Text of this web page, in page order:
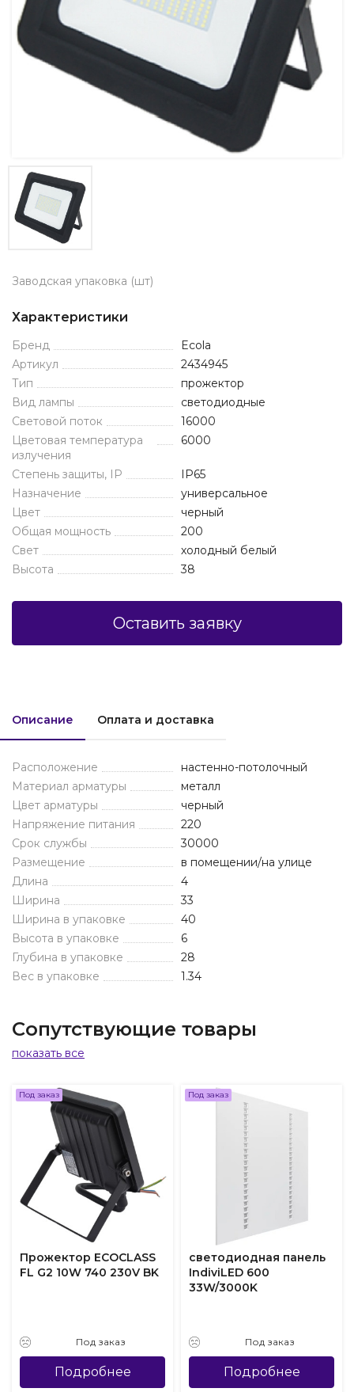
Заводская упаковка (шт)
Характеристики
Бренд
Ecola
Артикул
2434945
Тип
прожектор
Вид лампы
светодиодные
Световой поток
16000
Цветовая температура
излучения
6000
Степень защиты, IP
IP65
Назначение
универсальное
Цвет
черный
Общая мощность
200
Свет
холодный белый
Высота
38
Оставить заявку
Описание Оплата и доставка
Расположение
настенно-потолочный
Материал арматуры
металл
Цвет арматуры
черный
Напряжение питания
220
Срок службы
30000
Размещение
в помещении/на улице
Длина
4
Ширина
33
Ширина в упаковке
40
Высота в упаковке
6
Глубина в упаковке
28
Вес в упаковке
1.34
Сопутствующие товары
показать все
Под заказ
Прожектор ECOCLASS
FL G2 10W 740 230V BK
Под заказ
Подробнее
Под заказ
светодиодная панель
IndiviLED 600
33W/3000K
Под заказ
Подробнее